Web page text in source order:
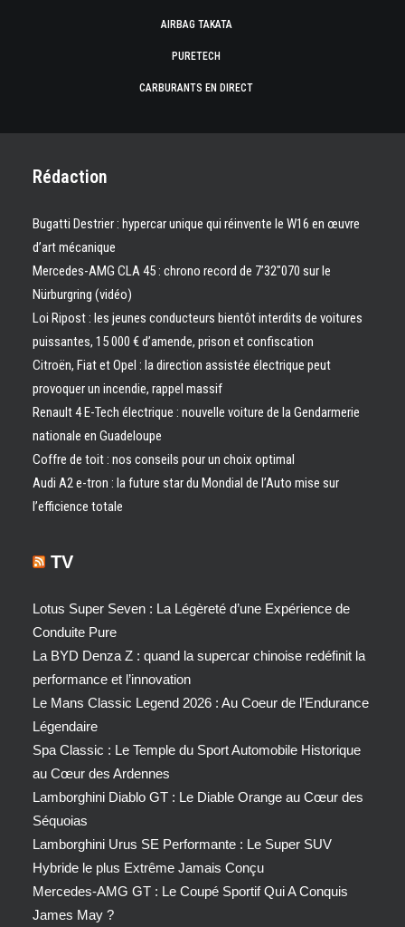
AIRBAG TAKATA
PURETECH
CARBURANTS EN DIRECT
Rédaction
Bugatti Destrier : hypercar unique qui réinvente le W16 en œuvre
d’art mécanique
Mercedes-AMG CLA 45 : chrono record de 7’32″070 sur le
Nürburgring (vidéo)
Loi Ripost : les jeunes conducteurs bientôt interdits de voitures
puissantes, 15 000 € d’amende, prison et confiscation
Citroën, Fiat et Opel : la direction assistée électrique peut
provoquer un incendie, rappel massif
Renault 4 E-Tech électrique : nouvelle voiture de la Gendarmerie
nationale en Guadeloupe
Coffre de toit : nos conseils pour un choix optimal
Audi A2 e-tron : la future star du Mondial de l’Auto mise sur
l’efficience totale
TV
Lotus Super Seven : La Légèreté d’une Expérience de
Conduite Pure
La BYD Denza Z : quand la supercar chinoise redéfinit la
performance et l’innovation
Le Mans Classic Legend 2026 : Au Coeur de l’Endurance
Légendaire
Spa Classic : Le Temple du Sport Automobile Historique
au Cœur des Ardennes
Lamborghini Diablo GT : Le Diable Orange au Cœur des
Séquoias
Lamborghini Urus SE Performante : Le Super SUV
Hybride le plus Extrême Jamais Conçu
Mercedes-AMG GT : Le Coupé Sportif Qui A Conquis
James May ?